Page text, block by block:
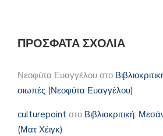
ΠΡΌΣΦΑΤΑ ΣΧΌΛΙΑ
Νεοφύτα Ευαγγέλου στο
σιωπές (Νεοφύτα Ευαγγέλου)
culturepoint στο Βιβλιοκριτική:
(Ματ Χέιγκ)